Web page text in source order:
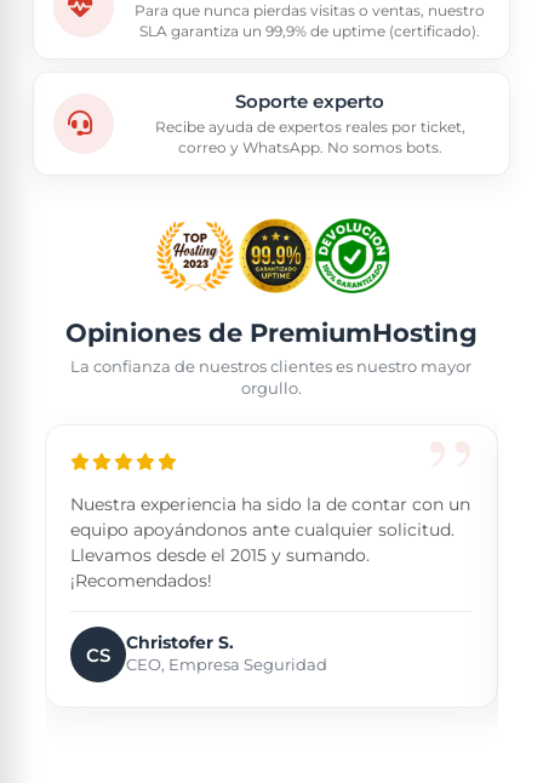
Para que nunca pierdas visitas o ventas, nuestro
SLA garantiza un 99,9% de uptime (certificado).
Soporte experto
Recibe ayuda de expertos reales por ticket,
correo y WhatsApp. No somos bots.
Opiniones de PremiumHosting
La confianza de nuestros clientes es nuestro mayor
orgullo.
Nuestra experiencia ha sido la de contar con un
equipo apoyándonos ante cualquier solicitud.
Llevamos desde el 2015 y sumando.
¡Recomendados!
CS
Christofer S.
CEO, Empresa Seguridad